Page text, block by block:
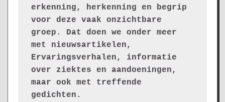
erkenning, herkenning en begrip
voor deze vaak onzichtbare
groep. Dat doen we onder meer
met nieuwsartikelen,
Ervaringsverhalen, informatie
over ziektes en aandoeningen,
maar ook met treffende
gedichten.